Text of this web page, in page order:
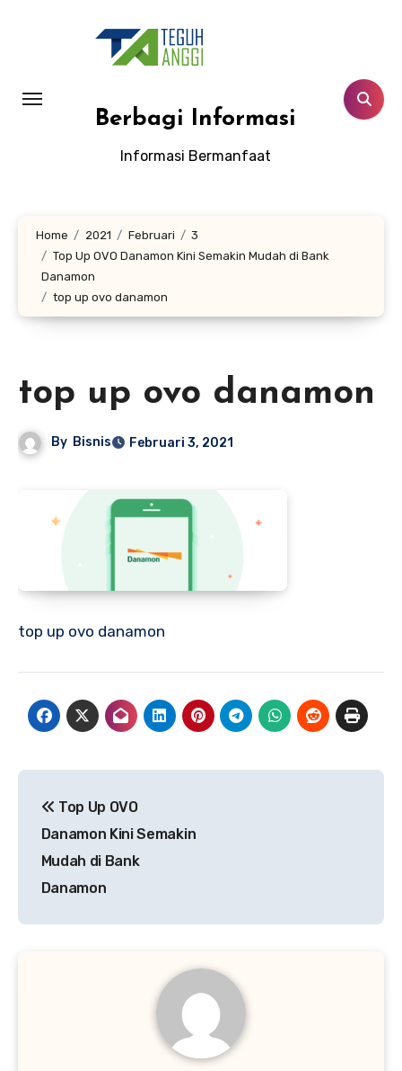
Berbagi Informasi
Informasi Bermanfaat
Home 2021 Februari
3
Top Up OVO Danamon Kini Semakin Mudah di Bank
Danamon
top up ovo danamon
top up ovo danamon
By Bisnis Februari 3, 2021
top up ovo danamon
pos
Top Up OVO
Danamon Kini Semakin
Mudah di Bank
Danamon